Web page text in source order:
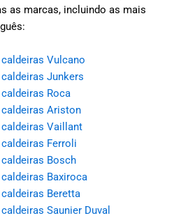
as marcas, incluindo as mais
Vulcano
Junkers
Roca
Ariston
Vaillant
Ferroli
Bosch
Baxiroca
Beretta
Saunier Duval